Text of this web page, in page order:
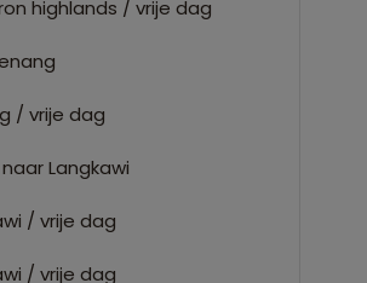
highlands / vrije dag
/ vrije dag
Langkawi
/ vrije dag
/ vrije dag